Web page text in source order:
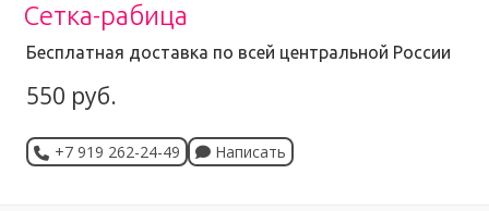
Сетка-рабица
Бесплатная доставка по всей центральной России
550 руб.
+7 919 262-24-49 Написать